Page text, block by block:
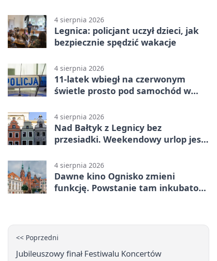
4 sierpnia 2026
Legnica: policjant uczył dzieci, jak
bezpiecznie spędzić wakacje
4 sierpnia 2026
11-latek wbiegł na czerwonym
świetle prosto pod samochód w
4 sierpnia 2026
Nad Bałtyk z Legnicy bez
przesiadki. Weekendowy urlop jest
4 sierpnia 2026
Dawne kino Ognisko zmieni
funkcję. Powstanie tam inkubator
<< Poprzedni
Jubileuszowy finał Festiwalu Koncertów